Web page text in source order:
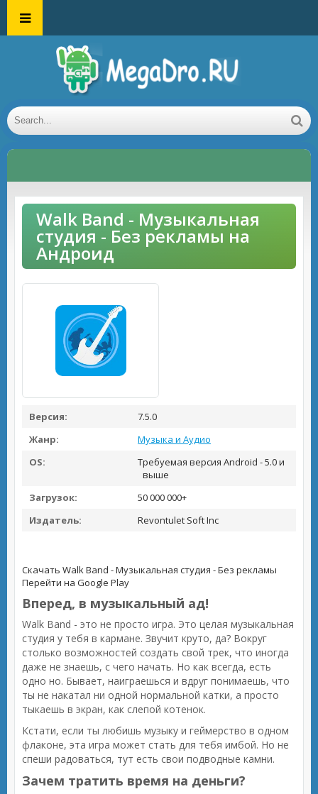
Walk Band - Музыкальная
студия - Без рекламы на
Андроид
Версия:
7.5.0
Жанр:
Музыка и Аудио
OS:
Требуемая версия Android - 5.0 и
выше
Загрузок:
50 000 000+
Издатель:
Revontulet Soft Inc
Скачать Walk Band - Музыкальная студия - Без рекламы
Перейти на Google Play
Вперед, в музыкальный ад!
Walk Band - это не просто игра. Это целая музыкальная
студия у тебя в кармане. Звучит круто, да? Вокруг
столько возможностей создать свой трек, что иногда
даже не знаешь, с чего начать. Но как всегда, есть
одно но. Бывает, наиграешься и вдруг понимаешь, что
ты не накатал ни одной нормальной катки, а просто
тыкаешь в экран, как слепой котенок.
Кстати, если ты любишь музыку и геймерство в одном
флаконе, эта игра может стать для тебя имбой. Но не
спеши радоваться, тут есть свои подводные камни.
Зачем тратить время на деньги?